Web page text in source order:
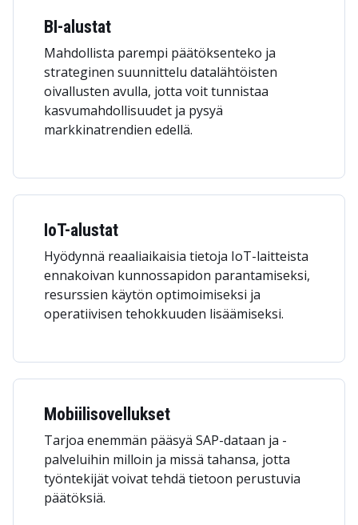
BI-alustat
Mahdollista parempi päätöksenteko ja
strateginen suunnittelu datalähtöisten
oivallusten avulla, jotta voit tunnistaa
kasvumahdollisuudet ja pysyä
markkinatrendien edellä.
IoT-alustat
Hyödynnä reaaliaikaisia tietoja IoT-laitteista
ennakoivan kunnossapidon parantamiseksi,
resurssien käytön optimoimiseksi ja
operatiivisen tehokkuuden lisäämiseksi.
Mobiilisovellukset
Tarjoa enemmän pääsyä SAP-dataan ja -
palveluihin milloin ja missä tahansa, jotta
työntekijät voivat tehdä tietoon perustuvia
päätöksiä.